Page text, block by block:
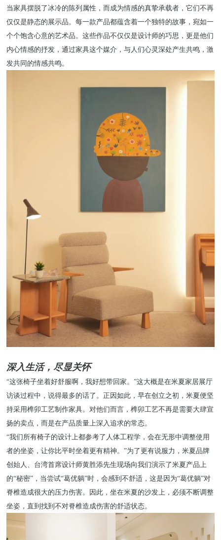
当家具摆脱了冰冷的陈列属性，而成为情感的真挚承载者，它们不再
仅仅是静态的展示品。每一款产品都蕴含着一个独特的故事，宛如一
个个饱含心意的艺术品。这些作品不仅仅是设计师的巧思，更是他们
内心情感的抒发，通过家具这个媒介，与人们心灵深处产生共鸣，激
发共同的情感共鸣。
深入生活，尽显关怀
“这张椅子坐着好舒服啊，我好想带回家。”这大概是在米夏家居展厅
访谈过程中，说得最多的话了。正因如此，早在创立之初，米夏便坚
持采用榫卯工艺制作家具。对他们而言，榫卯工艺不再是需要大肆宣
扬的卖点，而是在产品质量上深入追求的常态。
“我们所有椅子的设计上都参考了人体工程学，会在无形中调整使用
者的坐姿，让你比平时坐着更有精神。”为了更有说服力，米夏品牌
创始人、台湾首席设计师黄胜添先生现场向我们演示了米夏产品上
的“秘密”，当尝试“葛优躺”时，会感到不舒适，这是因为“葛优躺”对
脊椎造成很大的压力伤害。因此，坐在米夏的沙发上，必须不断调整
坐姿，直到找到不对脊椎造成伤害的舒适状态。